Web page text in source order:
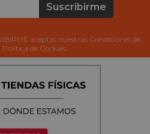
Suscribirme
aceptas nuestras Condiciones de
de Cookies